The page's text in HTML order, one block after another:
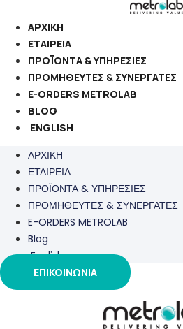
στο
περιεχόμενο
ΑΡΧΙΚΗ
ΕΤΑΙΡΕΙΑ
ΠΡΟΪΟΝΤΑ & ΥΠΗΡΕΣΙΕΣ
ΠΡΟΜΗΘΕΥΤΕΣ & ΣΥΝΕΡΓΑΤΕΣ
E-ORDERS METROLAB
BLOG
ENGLISH
ΑΡΧΙΚΗ
ΕΤΑΙΡΕΙΑ
ΠΡΟΪΟΝΤΑ & ΥΠΗΡΕΣΙΕΣ
ΠΡΟΜΗΘΕΥΤΕΣ & ΣΥΝΕΡΓΑΤΕΣ
E-ORDERS METROLAB
Blog
English
ΕΠΙΚΟΙΝΩΝΙΑ